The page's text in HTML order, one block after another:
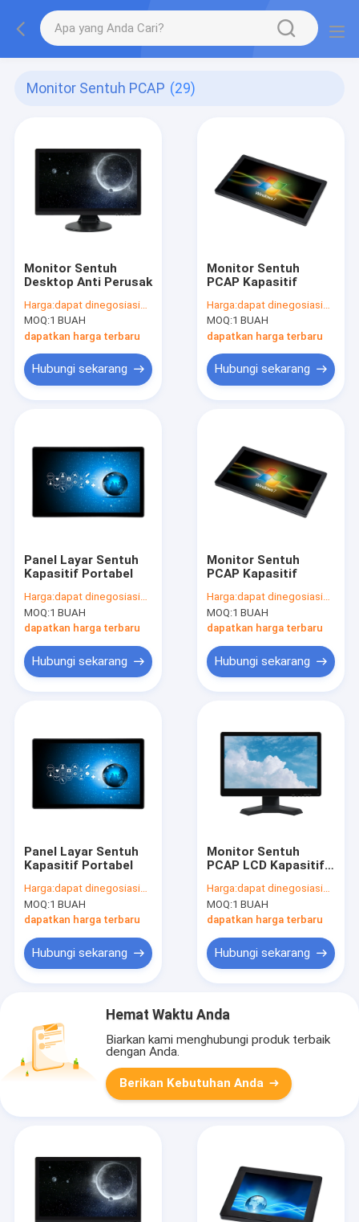
Monitor Sentuh PCAP (29)
Monitor Sentuh
Desktop Anti Perusak
Harga:dapat dinegosiasikan
MOQ:1 BUAH
dapatkan harga terbaru
Hubungi sekarang
Monitor Sentuh
PCAP Kapasitif
Harga:dapat dinegosiasikan
MOQ:1 BUAH
dapatkan harga terbaru
Hubungi sekarang
Panel Layar Sentuh
Kapasitif Portabel
Harga:dapat dinegosiasikan
MOQ:1 BUAH
dapatkan harga terbaru
Hubungi sekarang
Monitor Sentuh
PCAP Kapasitif
Harga:dapat dinegosiasikan
MOQ:1 BUAH
dapatkan harga terbaru
Hubungi sekarang
Panel Layar Sentuh
Kapasitif Portabel
Harga:dapat dinegosiasikan
MOQ:1 BUAH
dapatkan harga terbaru
Hubungi sekarang
Monitor Sentuh
PCAP LCD Kapasitif
Berdiri 15,6 Inch 50-
60 Hz
Harga:dapat dinegosiasikan
MOQ:1 BUAH
dapatkan harga terbaru
Hubungi sekarang
Hemat Waktu Anda
Biarkan kami menghubungi produk terbaik
dengan Anda.
Berikan Kebutuhan Anda